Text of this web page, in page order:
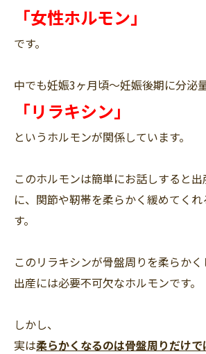
「女性ホルモン」
です。
中でも妊娠3ヶ月頃〜妊娠後期に分泌
「リラキシン」
というホルモンが関係しています。
このホルモンは簡単にお話しすると
に、関節や靭帯を柔らかく緩めてく
す。
このリラキシンが骨盤周りを柔らかく
出産には必要不可欠なホルモンです。
しかし、
実は柔らかくなるのは骨盤周りだけで